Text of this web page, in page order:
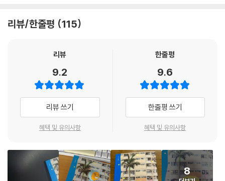
이벤트를 진행하기 전에 부담이 참 많이 되었다. 반복되는 일상에서 떠나
모든 것을 내가 감당해내야 한다고 생각했으니 말이다. 하지만 잔뜩 긴장
하며 만난 10명의 구독자분들은 누구보다 후리후리했으며 유쾌한 사람들
이었다. 이들은 첫 영상부터 묵묵히 지켜봤다고 밝히거나 영상을 보며 힘
든 시간을 이겨냈다며 오히려 나를 응원해주기도 했다. 좋은 사람들과 함
께한 여행이 끝나던 날 나는 부끄럽게도 모두의 앞에서 엉엉 울어버렸다.
이 여행을 통해 나도 모르게 ‘진짜 할 만큼 했는데 나는 왜 이렇게 안 풀릴
까’ 하던 조급함이 많이 사라졌다. 늘 불행은 내가 가지지 못한 것을 바라볼
작했다. 나는 내 생각보다 훨씬 많은 것을 가지고 있었고 충분히 감사한 삶
을 보내고 있었다.
온 대초원을 보겠다는 일념으로 무거운 배낭을 짊어지고 떠났던 아프리카.
되기도 한다. 비행기 타는 순간의 설렘을 잃고, 좋아하던 창가 자리 대신 이
동이 편한 복도 자리를 고르며 누구를 위한 여행인지 모를 일을 벌여나가
며 슬럼프에 빠지고 만다. 하지만 슬픔은 나누면 반이 되고, 기쁨은 나누면
배가 되는 법. 구독자와 함께한 ‘후리후리 어드벤처’라는 이름의 투어를 진
행, 이에 힘을 얻어 툭툭 털고 지금의 삶에 감사하며 매 순간을 즐기는 법을
배웠다.
키, 오스트리아 등지를 돌면서 1,300만의 누적 뷰를 자랑하는 자신의 채널
에 영상을 공유하며, 지금까지 여행의 생생한 이야기를 전달하고 있다. 뿐
- 빠니보틀 (박재한, 여행 유튜버)
우간다를 여행하며 숨길 수 없는 매력을 뿜어내던 모습. 원지의 첫인상이
대로 살아도 돼?’라고 묻곤 하는데, ‘응, 그래도 괜찮아’라고 답해주는 따뜻
한 포옹 같은 책이다.
- 안대훈 (‘여행에 미치다’ 영상 감독)
리뷰/한줄평 115
리뷰
9.2
리뷰 쓰기
혜택 및 유의사항
한줄평
9.6
한줄평 쓰기
혜택 및 유의사항
8